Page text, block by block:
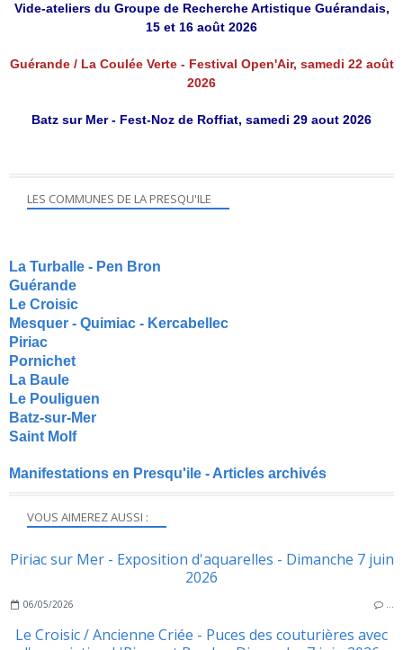
VOUS AIMEREZ AUSSI :
Piriac sur Mer - Exposition d'aquarelles - Dimanche 7 juin
2026
06/05/2026 …
Le Croisic / Ancienne Criée - Puces des couturières avec
Vide-ateliers du Groupe de Recherche Artistique Guérandais,
15 et 16 août 2026
Guérande / La Coulée Verte - Festival Open'Air, samedi 22 août
2026
Batz sur Mer - Fest-Noz de Roffiat, samedi 29 aout 2026
LES COMMUNES DE LA PRESQU'ILE
La Turballe - Pen Bron
Guérande
Le Croisic
Mesquer - Quimiac - Kercabellec
Piriac
Pornichet
La Baule
Le Pouliguen
Batz-sur-Mer
Saint Molf
Manifestations en Presqu'ile - Articles archivés